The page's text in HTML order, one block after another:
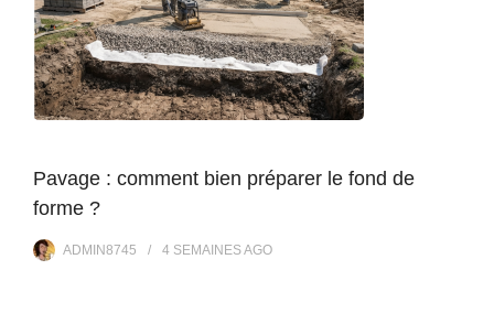
Pavage : comment bien préparer le fond de
forme ?
ADMIN8745 4 SEMAINESAGO